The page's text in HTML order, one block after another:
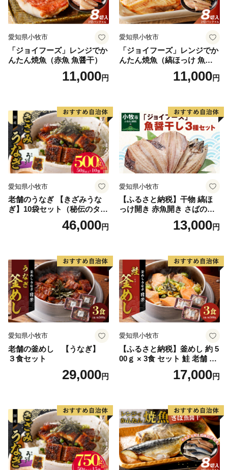
愛知県小牧市
「ジョイフーズ」レンジでか
んたん焼魚（赤魚 魚醤干）
11,000円
愛知県小牧市
「ジョイフーズ」レンジでか
んたん焼魚（縞ほっけ 魚醤
11,000円
愛知県小牧市
老舗のうなぎ 【きざみうな
ぎ】10袋セット（秘伝のタレ
46,000円
愛知県小牧市
【ふるさと納税】干物 縞ほ
っけ開き 赤魚開き さばの開
き 魚醤干し 3種 セット 詰め
合わせ 魚 おかず 肉厚 おいし
取り寄せグルメ 魚醤 ナンプ
ラー 愛知県 小牧市 冷凍 送料
無料
13,000円
愛知県小牧市
老舗の釜めし 【うなぎ】
３食セット
29,000円
愛知県小牧市
【ふるさと納税】釜めし 約 5
00ｇ × 3食 セット 鮭 老舗 急
速冷凍 レンチン 時短 簡単調
理 食品 加工品 海鮮 手作り
り寄せグルメ 愛知県 小牧市
送料無料
17,000円